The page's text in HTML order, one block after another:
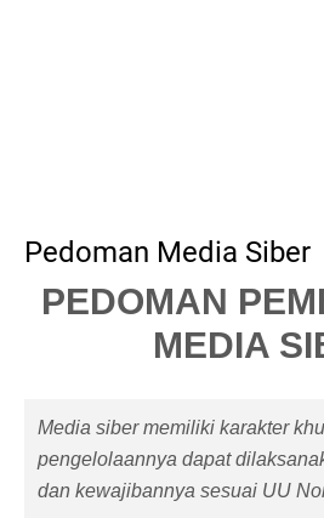
Pedoman Media Siber
PEDOMAN
MEDIA
Media siber memiliki karakter
pengelolaannya dapat
dan kewajibannya sesuai UU